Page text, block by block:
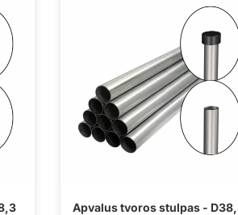
Apvalus tvoros stulpas -